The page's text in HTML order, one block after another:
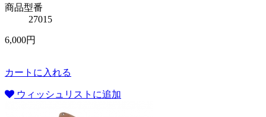
商品型番
27015
6,000円
カートに入れる
ウィッシュリストに追加